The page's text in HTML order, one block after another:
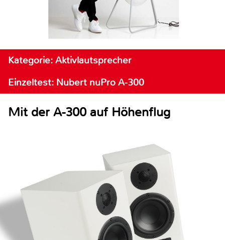
Kategorie: Aktivlautsprecher
Einzeltest: Nubert nuPro A-300
Mit der A-300 auf Höhenflug